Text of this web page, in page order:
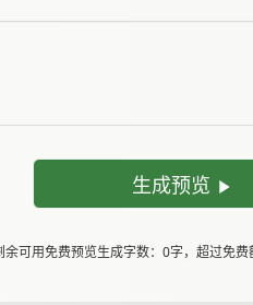
生成预览
余可用免费预览生成字数：0字，超过免